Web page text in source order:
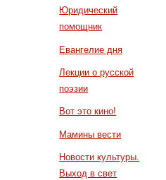
Юридический
помощник
Евангелие дня
Лекции о русской
поэзии
Вот это кино!
Мамины вести
Новости культуры.
Выход в свет